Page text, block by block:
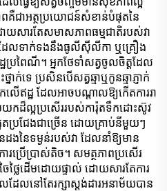
ពគឺជាអត្ថប្រយោជន៍សំខាន់បំផុតនៃ
យសារតែសមាសភាពធម្មជាតិរបស់វា
ដែលទាក់ទងនឹងធូលីស៊ីលីកា ឬគ្រឿង
ឋប្រពៃណី។ អ្នកថែទាំសត្វចូលចិត្តដែល
ាក់ទេ ប្រសិនបើសត្វឆ្មាឬកូនឆ្មាភ្ញាក់
លើឥដ្ឋ ដែលអាចបណ្តាលឱ្យកើតការរា
យកដ៏ល្អប្រសើររបស់ការ៉ុតទឹកដោះស៊ូវ
ជែងជាច្រើន ដោយគ្រាប់នីមួយៗ
ងនៃទម្ងន់របស់វា ដែលនាំឱ្យមាន
រប្រើប្រាស់តិច។ សមត្ថភាពប្រសើរ
ថ្លៃដើមដោយផ្ទាល់ ដោយសារតែការ
ដែលនៅតែរក្សាស្តង់ដារអនាម័យបាន